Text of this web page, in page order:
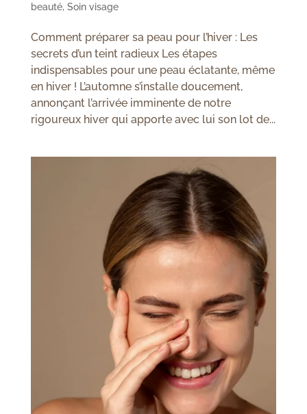
beauté, Soin visage
Comment préparer sa peau pour l’hiver : Les
secrets d’un teint radieux Les étapes
indispensables pour une peau éclatante, même
en hiver ! L’automne s’installe doucement,
annonçant l’arrivée imminente de notre
rigoureux hiver qui apporte avec lui son lot de...